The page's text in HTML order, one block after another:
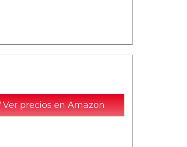
Ver precios en Amazon